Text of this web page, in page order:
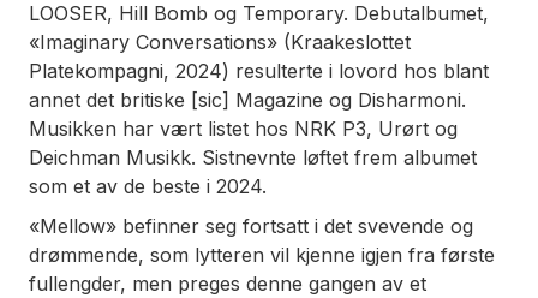
LOOSER, Hill Bomb og Temporary. Debutalbumet,
«Imaginary Conversations» (Kraakeslottet
Platekompagni, 2024) resulterte i lovord hos blant
annet det britiske [sic] Magazine og Disharmoni.
Musikken har vært listet hos NRK P3, Urørt og
Deichman Musikk. Sistnevnte løftet frem albumet
som et av de beste i 2024.
«Mellow» befinner seg fortsatt i det svevende og
drømmende, som lytteren vil kjenne igjen fra første
fullengder, men preges denne gangen av et